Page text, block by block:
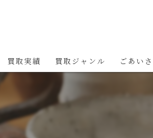
買取実績 買取ジャンル ごあい